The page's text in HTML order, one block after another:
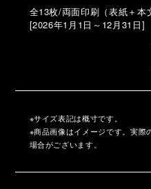
全13枚/両面印刷（表紙＋本
[2026年1月1日～12月31日]
※サイズ表記は概寸です。
※商品画像はイメージです。実際
場合がございます。